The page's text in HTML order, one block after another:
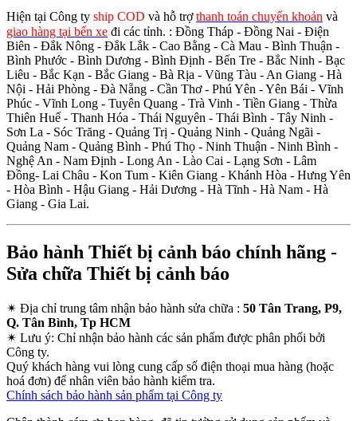
Hiện tại Công ty ship COD và hỗ trợthanh toán chuyển khoản và
giao hàng tại bến xe đi các tỉnh. : Đồng Tháp - Đồng Nai - Điện
Biên - Đắk Nông - Đắk Lắk - Cao Bằng - Cà Mau - Bình Thuận -
Bình Phước - Bình Dương - Bình Định - Bến Tre - Bắc Ninh - Bạc
Liêu - Bắc Kạn - Bắc Giang - Bà Rịa - Vũng Tàu - An Giang - Hà
Nội - Hải Phòng - Đà Nẵng - Cần Thơ - Phú Yên - Yên Bái - Vĩnh
Phúc - Vĩnh Long - Tuyên Quang - Trà Vinh - Tiền Giang - Thừa
Thiên Huế - Thanh Hóa - Thái Nguyên - Thái Bình - Tây Ninh -
Sơn La - Sóc Trăng - Quảng Trị - Quảng Ninh - Quảng Ngãi -
Quảng Nam - Quảng Bình - Phú Thọ - Ninh Thuận - Ninh Bình -
Nghệ An - Nam Định - Long An - Lào Cai - Lạng Sơn - Lâm
Đồng- Lai Châu - Kon Tum - Kiên Giang - Khánh Hòa - Hưng Yên
- Hòa Bình - Hậu Giang - Hải Dương - Hà Tĩnh - Hà Nam - Hà
Giang - Gia Lai.
Bảo hành Thiết bị cảnh báo chính hãng -
Sửa chữa Thiết bị cảnh báo
✴ Địa chỉ trung tâm nhận bảo hành sửa chữa : 50 Tân Trang, P9,
Q. Tân Bình, Tp HCM
✴ Lưu ý: Chỉ nhận bảo hành các sản phẩm được phân phối bởi
Công ty.
Quý khách hàng vui lòng cung cấp số điện thoại mua hàng (hoặc
hoá đơn) để nhân viên bảo hành kiểm tra.
Chính sách bảo hành sản phẩm tại Công ty